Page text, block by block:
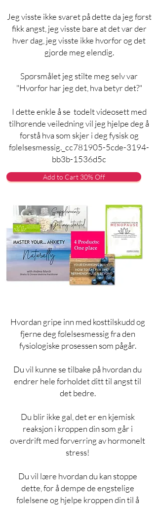
Jeg visste ikke svaret på dette da jeg først
fikk angst, jeg visste bare at det var der
hver dag, jeg visste ikke hvorfor og det
gjorde meg elendig.
Spørsmålet jeg stilte meg selv var
"Hvorfor har jeg det, hva betyr det?"
I dette enkle å se todelt videosett med
tilhørende veiledning vil jeg hjelpe deg å
forstå hva som skjer i deg fysisk og
følelsesmessig._cc781905-5cde-3194-
bb3b-1536d5c
Add to Cart 30% Off
Hvordan gripe inn med kosttilskudd og
fjerne deg følelsesmessig fra den
fysiologiske prosessen som pågår.
Du vil kunne se tilbake på hvordan du
endrer hele forholdet ditt til angst til
det bedre.
Du blir ikke gal, det er en kjemisk
reaksjon i kroppen din som går i
overdrift med forverring av hormonelt
stress!
Du vil lære hvordan du kan stoppe
dette, for å dempe de engstelige
følelsene og hjelpe kroppen din til å